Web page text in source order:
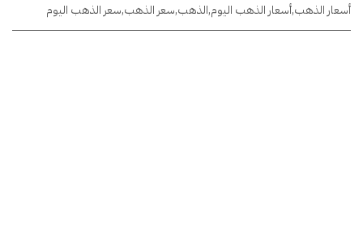
أسعار الذهب,أسعار الذهب اليوم,الذهب,سعر الذهب,سعر الذهب اليوم